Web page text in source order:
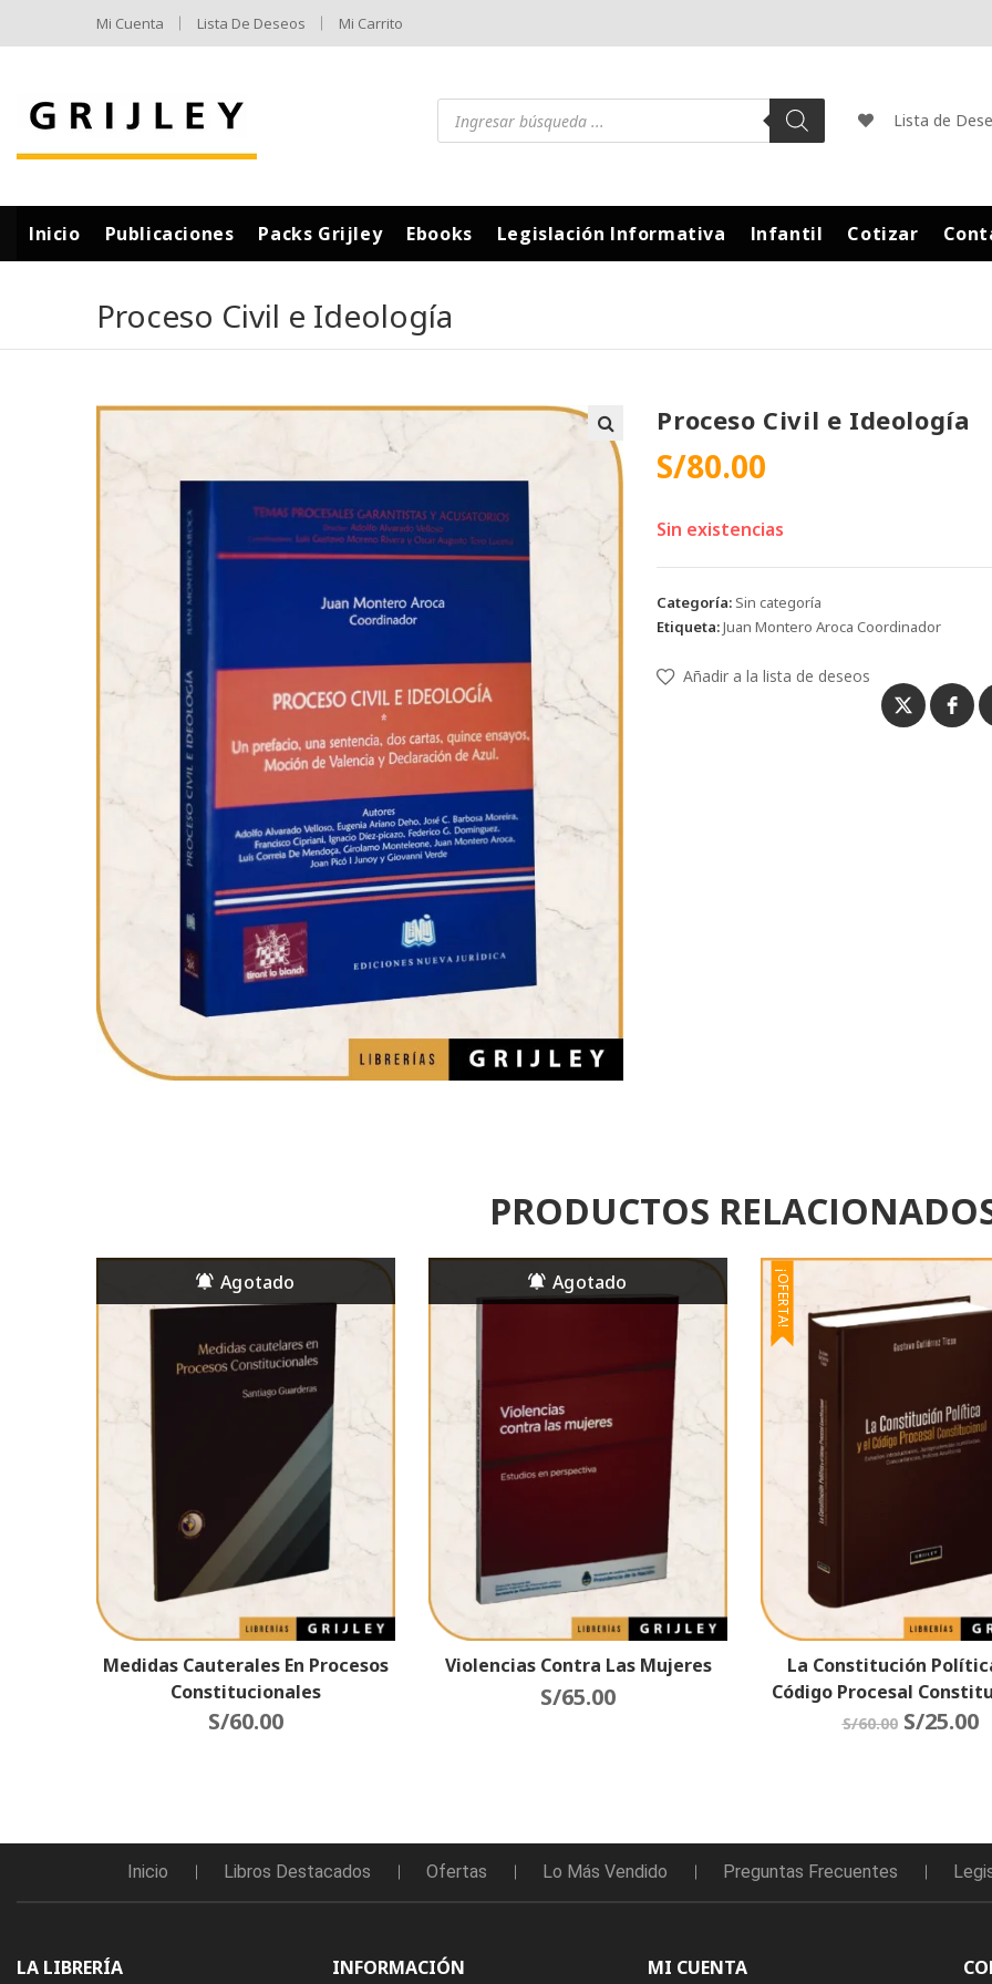
Mi Cuenta Lista De Deseos Mi Carrito
Lista de
Inicio Publicaciones Packs Grijley Ebooks Legislación Informativa Infantil Cotizar
Proceso Civil e Ideología
Proceso Civil e Ideología
S/80.00
Sin existencias
Categoría: Sin categoría
Etiqueta:Juan Montero Aroca Coordinador
Añadir a la lista de deseos
PRODUCTOS
Medidas Cauterales En Procesos
Constitucionales
S/60.00
Violencias Contra Las Mujeres
S/65.00
¡OFERTA!
La Constitución
Código Procesal
S/60.00 S/25.00
Inicio Libros Destacados Ofertas Lo Más Vendido Preguntas Frecuentes
LA LIBRERÍA INFORMACIÓN MI CUENTA